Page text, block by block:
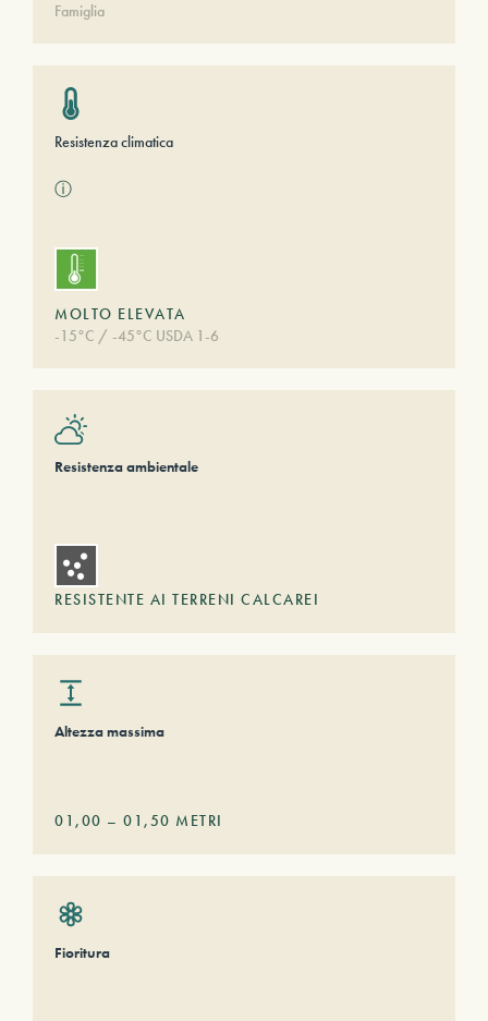
Famiglia
Resistenza climatica
ⓘ
MOLTO ELEVATA
-15°C / -45°C USDA 1-6
Resistenza ambientale
RESISTENTE AI TERRENI CALCAREI
Altezza massima
01,00 – 01,50 METRI
Fioritura